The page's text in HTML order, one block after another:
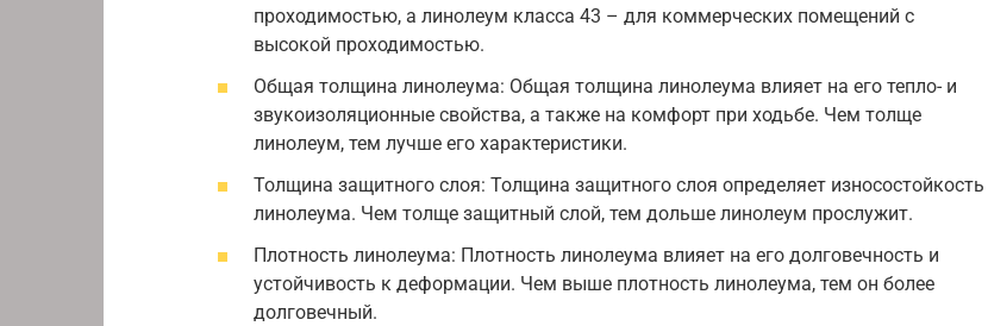
проходимостью, а линолеум класса 43 – для коммерческих помещений с
высокой проходимостью.
Общая толщина линолеума: Общая толщина линолеума влияет на его тепло- и
звукоизоляционные свойства, а также на комфорт при ходьбе. Чем толще
линолеум, тем лучше его характеристики.
Толщина защитного слоя: Толщина защитного слоя определяет износостойкость
линолеума. Чем толще защитный слой, тем дольше линолеум прослужит.
Плотность линолеума: Плотность линолеума влияет на его долговечность и
устойчивость к деформации. Чем выше плотность линолеума, тем он более
долговечный.